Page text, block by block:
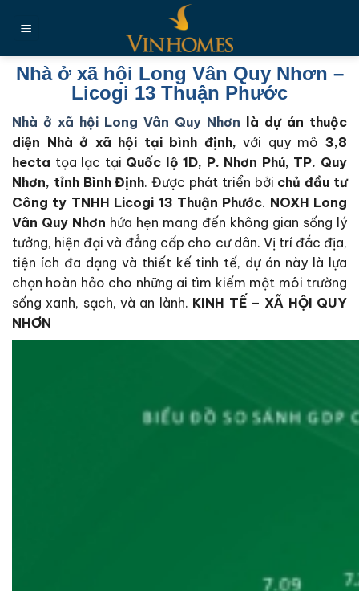
đến
dungNhà ở xã hội Long Vân Quy Nhơn –
Licogi 13 Thuận Phước
Nhà ở xã hội Long Vân Quy Nhơn là dự án thuộc
diện Nhà ở xã hội tại bình định,với quy mô3,8
hecta tọa lạc tại Quốc lộ 1D, P. Nhơn Phú, TP. Quy
Nhơn, tỉnh Bình Định. Được phát triển bởi chủ đầu tư
Công ty TNHH Licogi 13 Thuận Phước. NOXH Long
Vân Quy Nhơn hứa hẹn mang đến không gian sống lý
tưởng, hiện đại và đẳng cấp cho cư dân. Vị trí đắc địa,
tiện ích đa dạng và thiết kế tinh tế, dự án này là lựa
chọn hoàn hảo cho những ai tìm kiếm một môi trường
sống xanh, sạch, và an lành. KINH TẾ – XÃ HỘI QUY
NHƠN